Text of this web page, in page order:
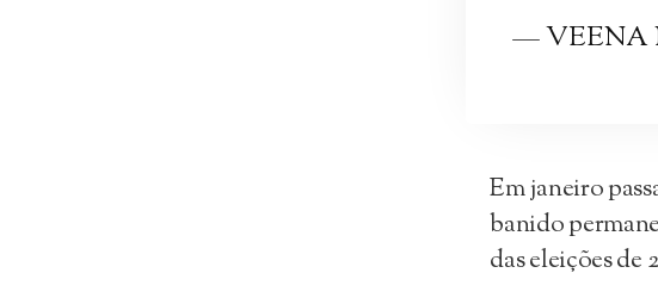
— VEENA
Em janeiro
banido
das eleições de